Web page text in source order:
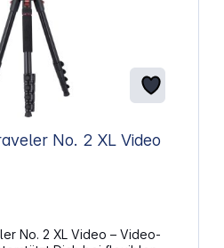
Rollei Compact Traveler No. 2 XL Video
No. 2 XL Video – Video-